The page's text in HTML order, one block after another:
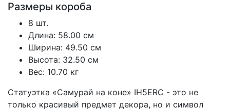
Размеры короба
8 шт.
Длина: 58.00 см
Ширина: 49.50 см
Высота: 32.50 см
Вес: 10.70 кг
Статуэтка «Самурай на коне» IH5ERC - это не
только красивый предмет декора, но и символ